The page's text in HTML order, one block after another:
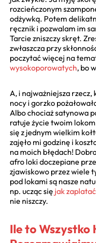
rozcieńczonym
odżywką. Potem
ręcznik i pozwalam im
Tarcie zniszczy skręt.
zwłaszcza przy
poczytać więcej na
wysokoporowatych, bo
A, i najważniejsza
nocy i gorzko
Albo chociaż satynowa
ratuje życie twoim
się z jednym wielkim
zajęło mi godzinę i
na moich błędach!
afro loki doczepiane
zjawiskowo przez wiele
pod lokami są nasze
np. ucząc się jak
nie niszczy.
Ile to Wszystko